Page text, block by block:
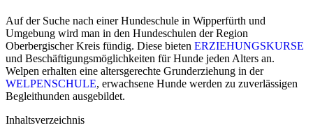
Auf der Suche nach einer Hundeschule in Wipperfürth und
Umgebung wird man in den Hundeschulen der Region
Oberbergischer Kreis fündig. Diese bieten ERZIEHUNGSKURSE
und Beschäftigungsmöglichkeiten für Hunde jeden Alters an.
Welpen erhalten eine altersgerechte Grunderziehung in der
WELPENSCHULE, erwachsene Hunde werden zu zuverlässigen
Begleithunden ausgebildet.
Inhaltsverzeichnis